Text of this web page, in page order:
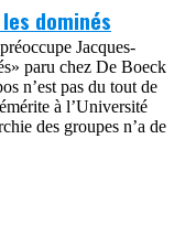
dominés
Jacques-
paru chez De Boeck
n’est pas du tout de
à l’Université
des groupes n’a de